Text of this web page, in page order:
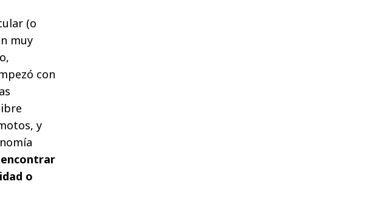
(o
muy
con
y
encontrar
o